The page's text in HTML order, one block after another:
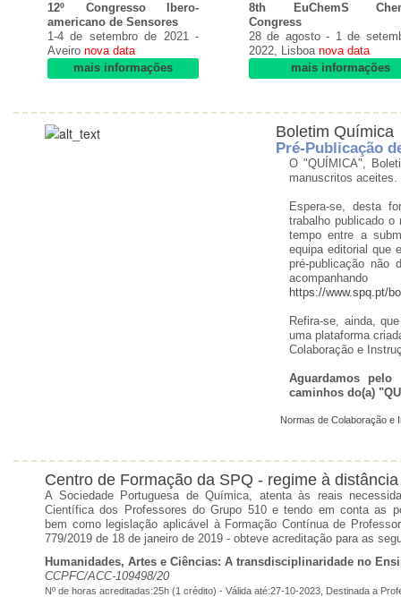
12º Congresso Ibero-
americano de Sensores
1-4 de setembro de 2021 -
Aveiro nova data
mais informações
8th EuChemS
Congress
28 de agosto - 1 de
2022, Lisboa nova data
mais informações
Boletim Química
Pré-Publicação
O "QUÍMICA",
manuscritos aceites.
Espera-se, desta
trabalho publicado
tempo entre a
equipa editorial que
pré-publicação
https://www.spq.pt/
Refira-se, ainda,
uma plataforma
Colaboração e
Aguardamos
caminhos do(a)
Normas de Colaboração e
Centro de Formação da SPQ - regime à distância
A Sociedade Portuguesa de Química, atenta às reais
Científica dos Professores do Grupo 510 e tendo em conta as
bem como legislação aplicável à Formação Contínua de
779/2019 de 18 de janeiro de 2019 - obteve acreditação para as
Humanidades, Artes e Ciências: A transdisciplinaridade no
CCPFC/ACC-109498/20
Nº de horas acreditadas:25h (1 crédito) - Válida até:27-10-2023, Destinada a